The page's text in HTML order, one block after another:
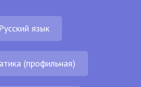
Русский язык
(профильная)